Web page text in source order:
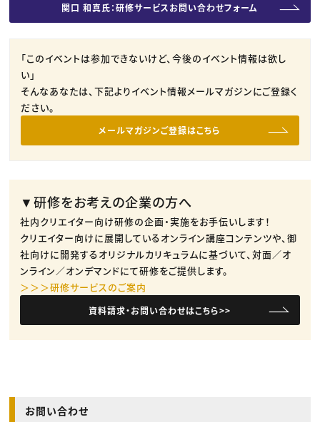
関口 和真氏：研修サービスお問い合わせフォーム
「このイベントは参加できないけど、今後のイベント情報は欲し
い」
そんなあなたは、下記よりイベント情報メールマガジンにご登録く
ださい。
メールマガジンご登録はこちら
▼研修をお考えの企業の方へ
社内クリエイター向け研修の企画・実施をお手伝いします！
クリエイター向けに展開しているオンライン講座コンテンツや、御
社向けに開発するオリジナルカリキュラムに基づいて、対面／オ
ンライン／オンデマンドにて研修をご提供します。
＞＞＞研修サービスのご案内
資料請求・お問い合わせはこちら>>
お問い合わせ